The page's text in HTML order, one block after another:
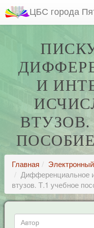
ЦБС города
И
ВТУЗОВ.
Главная
Дифференциальное
втузов. Т.1 учебное